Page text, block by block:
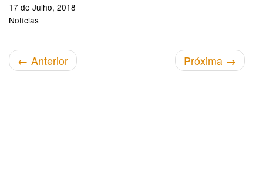
17 de Julho, 2018
Notícias
← Anterior Próxima →